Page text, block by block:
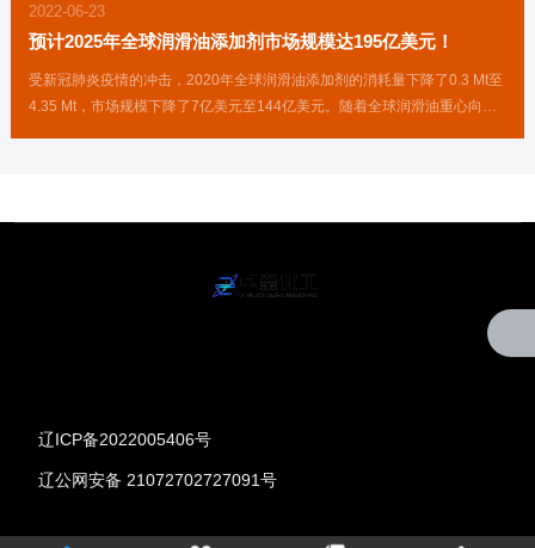
2022-06-23
预计2025年全球润滑油添加剂市场规模达195亿美元！
受新冠肺炎疫情的冲击，2020年全球润滑油添加剂的消耗量下降了0.3 Mt至
4.35 Mt，市场规模下降了7亿美元至144亿美元。随着全球润滑油重心向亚
辽ICP备2022005406号
辽公网安备 21072702727091号